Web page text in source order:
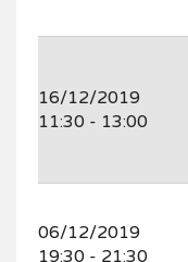
16/12/2019
11:30 - 13:00
06/12/2019
19:30 - 21:30